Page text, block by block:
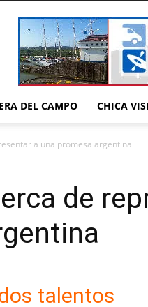
DEL CAMPO CHICA
a una promesa argentina
de
talentos